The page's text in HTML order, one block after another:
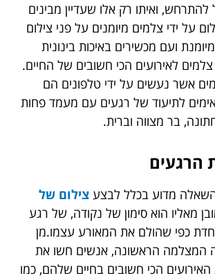
ואיתו רק אלו שעדיין מבינים
על ידי צלמים מיומנים על פני צילום
ועם מכשירים באיכות בינונית
לאירועים הכי חשובים של החיים.
אשר נעשים על ידי טלפונים הם
לתיעוד של רגעים עם מעמד פחות
בר מצווה וברית.
הרגעים
מדוע בכלל לבצע צילום של
מאליו הוא סימון של נקודה, של רגע
כפי שהולם את המאורע עצמו.מן
המצלמה הראשונה, אנשים חשו את
הכי חשובים בחיים שלהם, כמו